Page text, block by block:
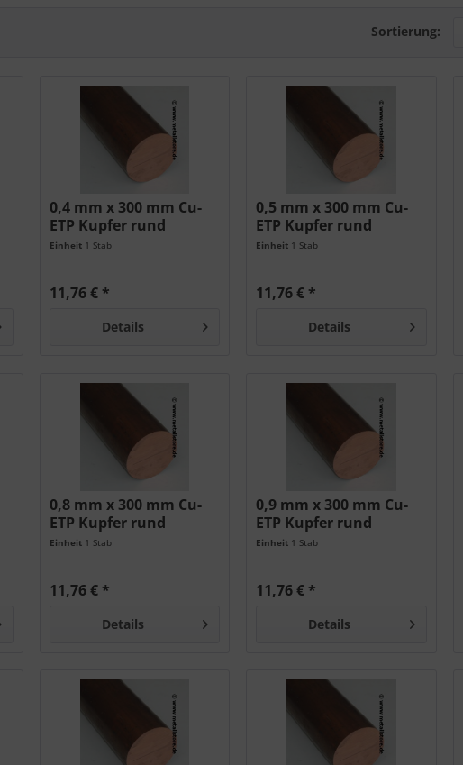
Sortierung:
0,4 mm x 300 mm Cu-
ETP Kupfer rund
Einheit 1 Stab
11,76 € *
Details
0,5 mm x 300 mm Cu-
ETP Kupfer rund
Einheit 1 Stab
11,76 € *
Details
0,8 mm x 300 mm Cu-
ETP Kupfer rund
Einheit 1 Stab
11,76 € *
Details
0,9 mm x 300 mm Cu-
ETP Kupfer rund
Einheit 1 Stab
11,76 € *
Details